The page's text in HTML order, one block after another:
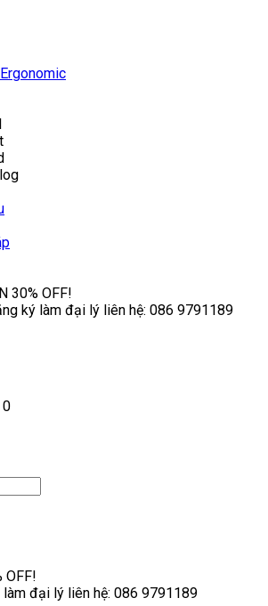
30% OFF!
ký làm đại lý liên hệ: 086 9791189
0
OFF!
đại lý liên hệ: 086 9791189